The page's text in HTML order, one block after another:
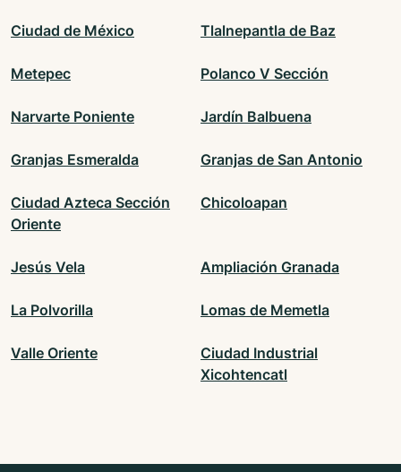
Ciudad de México Tlalnepantla de Baz
Metepec Polanco V Sección
Narvarte Poniente Jardín Balbuena
Granjas Esmeralda Granjas de San Antonio
Ciudad Azteca Sección
Oriente
Chicoloapan
Jesús Vela Ampliación Granada
La Polvorilla Lomas de Memetla
Valle Oriente
Ciudad Industrial
Xicohtencatl